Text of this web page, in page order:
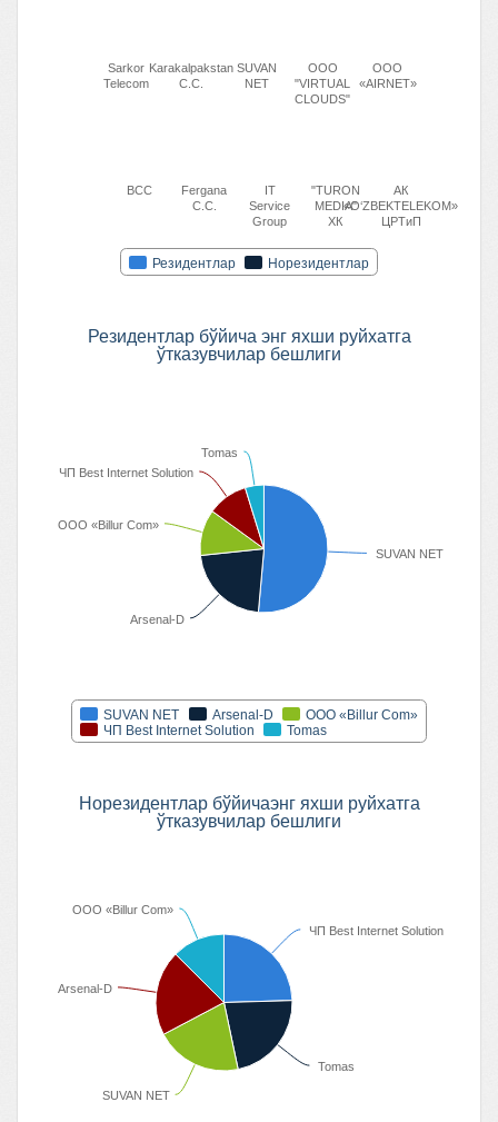
Резидентлар Норезидентлар
Sarkor
Telecom
BCC
Karakalpakstan
C.C.
Fergana
C.C.
SUVAN
NET
IT
Service
Group
ООО
"VIRTUAL
CLOUDS"
"TURON
MEDIA"
ХК
ООО
«AIRNET»
АК
«O‘ZBEKTELEKOM»
ЦРТиП
Резидентлар бўйича энг яхши руйхатга
ўтказувчилар бешлиги
SUVAN NET
Arsenal-D
ООО «Billur Com»
ЧП Best Internet Solution
Tomas
SUVAN NET Arsenal-D
ООО «Billur Com»
ЧП Best Internet Solution
Tomas
Норезидентлар бўйичаэнг яхши руйхатга
ўтказувчилар бешлиги
ЧП Best Internet Solution
Tomas
SUVAN NET
Arsenal-D
ООО «Billur Com»